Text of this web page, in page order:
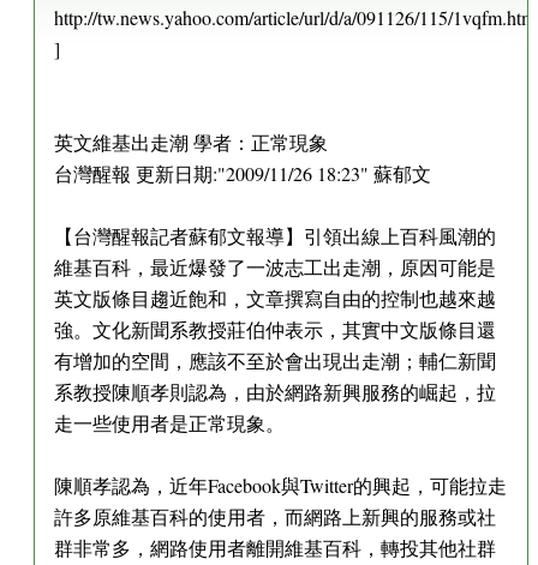
http://tw.news.yahoo.com/article/url/d/a/091126/115/
]
英文維基出走潮 學者：正常現象
台灣醒報 更新日期:"2009/11/26 18:23" 蘇郁文
【台灣醒報記者蘇郁文報導】引領出線上百科風潮的
維基百科，最近爆發了一波志工出走潮，原因可能是
英文版條目趨近飽和，文章撰寫自由的控制也越來越
強。文化新聞系教授莊伯仲表示，其實中文版條目還
有增加的空間，應該不至於會出現出走潮；輔仁新聞
系教授陳順孝則認為，由於網路新興服務的崛起，拉
走一些使用者是正常現象。
陳順孝認為，近年Facebook與Twitter的興起，可能拉走
許多原維基百科的使用者，而網路上新興的服務或社
群非常多，網路使用者離開維基百科，轉投其他社群